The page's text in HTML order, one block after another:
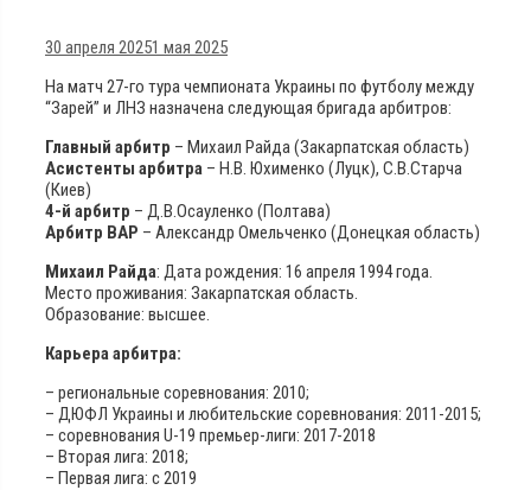
30 апреля 20251 мая 2025
На матч 27-го тура чемпионата Украины по футболу между
“Зарей” и ЛНЗ назначена следующая бригада арбитров:
Главный арбитр – Михаил Райда (Закарпатская область)
Асистенты арбитра – Н.В. Юхименко (Луцк), С.В.Старча
(Киев)
4-й арбитр – Д.В.Осауленко (Полтава)
Арбитр ВАР – Александр Омельченко (Донецкая область)
Михаил Райда: Дата рождения: 16 апреля 1994 года.
Место проживания: Закарпатская область.
Образование: высшее.
Карьера арбитра:
– региональные соревнования: 2010;
– ДЮФЛ Украины и любительские соревнования: 2011-2015;
– соревнования U-19 премьер-лиги: 2017-2018
– Вторая лига: 2018;
– Первая лига: с 2019